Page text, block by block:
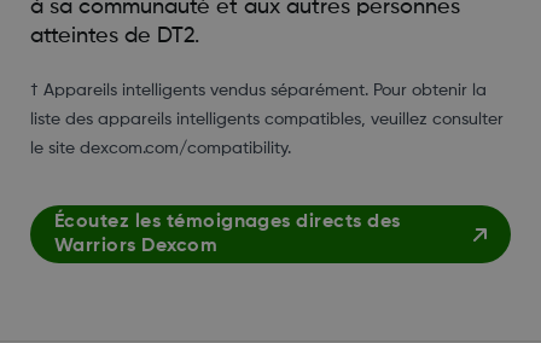
à sa communauté et aux autres personnes
atteintes de DT2.
† Appareils intelligents vendus séparément. Pour obtenir la
liste des appareils intelligents compatibles, veuillez consulter
le site dexcom.com/compatibility.
Écoutez les témoignages directs des
Warriors Dexcom